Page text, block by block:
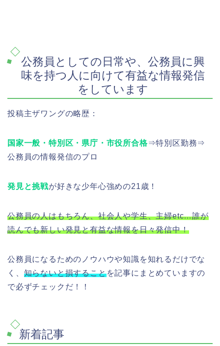
公務員としての日常や、公務員に興
味を持つ人に向けて有益な情報発信
をしています
投稿主ザワングの略歴：
国家一般・特別区・県庁・市役所合格⇒特別区勤務⇒
公務員の情報発信のプロ
発見と挑戦が好きな少年心強めの21歳！
公務員の人はもちろん、社会人や学生、主婦etc…誰が
読んでも新しい発見と有益な情報を日々発信中！
公務員になるためのノウハウや知識を知れるだけでな
く、 知らないと損することを記事にまとめていますの
で必ずチェックだ！！
新着記事